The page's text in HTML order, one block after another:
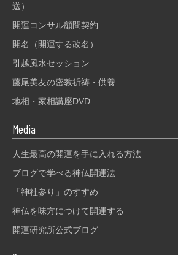
送）
開運コンサル顧問契約
開名（開運する改名）
引越風水セッション
藤尾美友の密教祈祷・供養
地相・家相講座DVD
Media
人生最高の開運を手に入れる方法
ブログで学べる神仏開運法
「神社参り」のすすめ
神仏を味方につけて開運する
開運研究所公式ブログ